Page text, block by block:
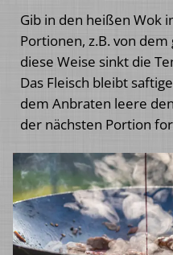
Gib in den heißen Wok
Portionen, z.B. von
diese Weise sinkt die
Das Fleisch bleibt
dem Anbraten leere
der nächsten Portion